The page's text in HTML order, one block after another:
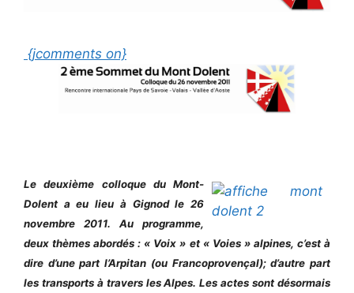
{jcomments on}
Le deuxième colloque du Mont-
Dolent a eu lieu à Gignod le 26
novembre 2011. Au programme,
deux thèmes abordés : « Voix » et « Voies » alpines, c’est à
dire d’une part l’Arpitan (ou Francoprovençal); d’autre part
les transports à travers les Alpes. Les actes sont désormais